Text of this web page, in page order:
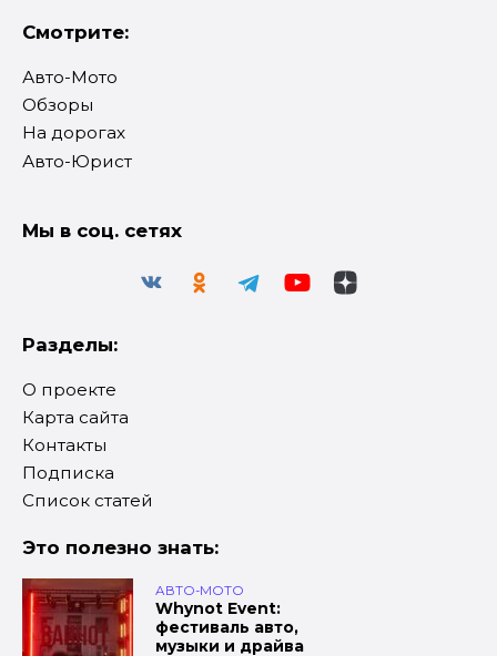
Смотрите:
Авто-Мото
Обзоры
На дорогах
Авто-Юрист
Мы в соц. сетях
Разделы:
О проекте
Карта сайта
Контакты
Подписка
Список статей
Это полезно знать:
АВТО-МОТО
Whynot Event:
фестиваль авто,
музыки и драйва